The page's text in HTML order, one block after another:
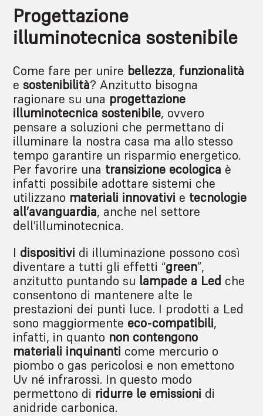
Progettazione
illuminotecnica sostenibile
Come fare per unire bellezza, funzionalità
esostenibilità? Anzitutto bisogna
ragionare su una progettazione
illuminotecnica sostenibile, ovvero
pensare a soluzioni che permettano di
illuminare la nostra casa ma allo stesso
tempo garantire un risparmio energetico.
Per favorire una transizione ecologica è
infatti possibile adottare sistemi che
utilizzano materiali innovativi e tecnologie
all’avanguardia, anche nel settore
dell’illuminotecnica.
I dispositivi di illuminazione possono così
diventare a tutti gli effetti “green”,
anzitutto puntando su lampade a Led che
consentono di mantenere alte le
prestazioni dei punti luce. I prodotti a Led
sono maggiormente eco-compatibili,
infatti, in quanto non contengono
materiali inquinanti come mercurio o
piombo o gas pericolosi e non emettono
Uv né infrarossi. In questo modo
permettono di ridurre le emissioni di
anidride carbonica.